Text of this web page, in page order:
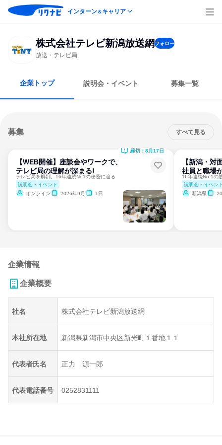
インターン＆キャリア
株式会社テレビ新潟放送網フォロー
放送・テレビ局
企業トップ 説明会・イベント 募集一覧
募集 すべて見る
【WEB開催】座談会やワークで、
テレビ局の理解が深まる!
テレビ局を解剖。16年連続No1の秘密に迫る
説明会・イベント
オンライン
2026年9月 1日
締切：8月17日
【新潟・対
社員と職場
説明会・イベン
新潟県
企業情報
企業概要
社名 株式会社テレビ新潟放送網
本社所在地 新潟県新潟市中央区新光町１番地１１
代表者氏名 正力 源一郎
代表電話番号 0252831111